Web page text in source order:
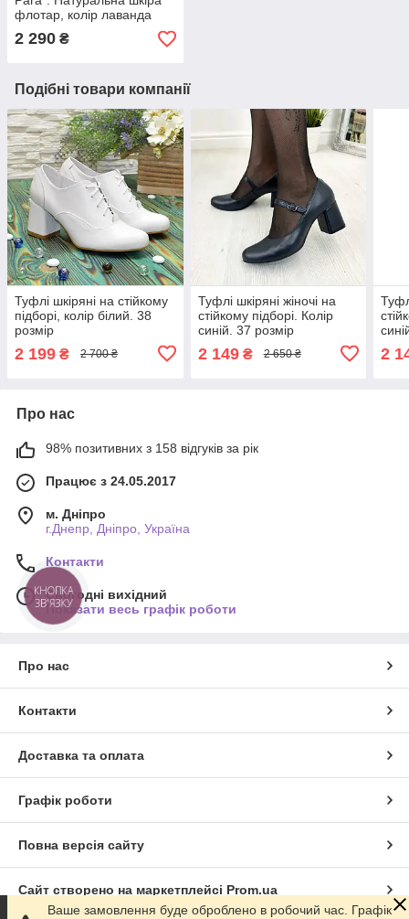
флотар, колір лаванда
2 290 ₴
Подібні товари компанії
Туфлі шкіряні на стійкому
підборі, колір білий. 38
розмір
2 199 ₴ 2 700 ₴
Туфлі шкіряні жіночі на
стійкому підборі. Колір
синій. 37 розмір
2 149₴ 2 650 ₴ 2
Про нас
98% позитивних з 158 відгуків за рік
Працює з 24.05.2017
м. Дніпро
г.Днепр, Дніпро, Україна
Контакти
Сьогодні вихідний
Показати весь графік роботи
Про нас
Контакти
Доставка та оплата
Графік роботи
Повна версія сайту
Сайт створено на маркетплейсі Prom.ua
Ваше замовлення буде оброблено в робочий час. Графік
КНОПКА
ЗВ'ЯЗКУ